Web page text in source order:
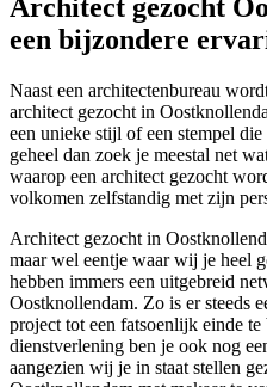
Architect gezocht
een bijzondere
Naast een architectenbureau
architect gezocht in
een unieke stijl of een stempel
geheel dan zoek je meestal net
waarop een architect gezocht
volkomen zelfstandig met zijn
Architect gezocht in
maar wel eentje waar wij je heel
hebben immers een uitgebreid
Oostknollendam. Zo is er steeds
project tot een fatsoenlijk einde
dienstverlening ben je ook nog
aangezien wij je in staat stellen